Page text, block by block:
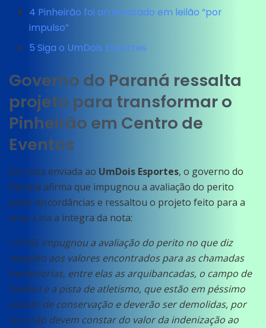
4 Pinheirão foi arrematado em leilão “por
impulso”
5 Siga o UmDois Esportes
Governo do Paraná ressalta
projeto para transformar o
Pinheirão em Centro de
Eventos
Em nota enviada ao UmDois Esportes, o governo do
Paraná afirma que impugnou a avaliação do perito
pelas discordâncias e ressaltou o projeto feito para a
área. Leia a íntegra da nota:
“A PGE impugnou a avaliação do perito no que diz
respeito aos valores encontrados para as chamadas
benfeitorias, entre elas as arquibancadas, o campo de
futebol e a pista de atletismo, que estão em péssimo
estado de conservação e deverão ser demolidas, por
isso não devem constar do valor da indenização ao